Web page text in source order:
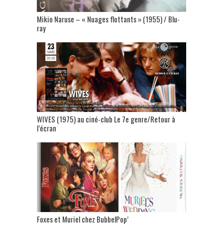
Mikio Naruse – « Nuages flottants » (1955) / Blu-
ray
WIVES (1975) au ciné-club Le 7e genre/Retour à
l’écran
Foxes et Muriel chez BubbelPop’